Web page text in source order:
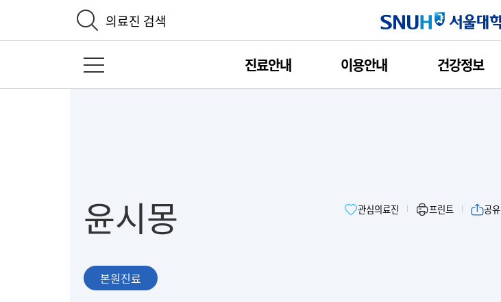
의료진 검색
진료안내 이용안내 건강정보
윤시몽 관심의료진 프린트 공유
본원진료